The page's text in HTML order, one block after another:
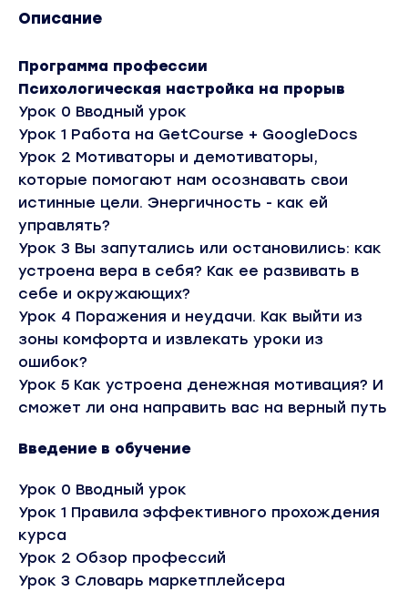
Описание
Программа профессии
Психологическая настройка на прорыв
Урок 0 Вводный урок
Урок 1 Работа на GetCourse + GoogleDocs
Урок 2 Мотиваторы и демотиваторы,
которые помогают нам осознавать свои
истинные цели. Энергичность - как ей
управлять?
Урок 3 Вы запутались или остановились: как
устроена вера в себя? Как ее развивать в
себе и окружающих?
Урок 4 Поражения и неудачи. Как выйти из
зоны комфорта и извлекать уроки из
ошибок?
Урок 5 Как устроена денежная мотивация? И
сможет ли она направить вас на верный путь
Введение в обучение
Урок 0 Вводный урок
Урок 1 Правила эффективного прохождения
курса
Урок 2 Обзор профессий
Урок 3 Словарь маркетплейсера